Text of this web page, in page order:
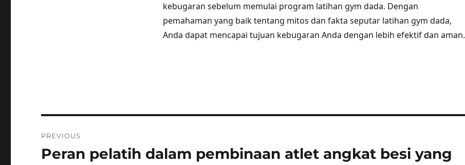
kebugaran sebelum memulai program latihan gym dada. Dengan
pemahaman yang baik tentang mitos dan fakta seputar latihan gym dada,
Anda dapat mencapai tujuan kebugaran Anda dengan lebih efektif dan aman.
navigation
PREVIOUS
Previous
Peran pelatih dalam pembinaan atlet angkat besi yang